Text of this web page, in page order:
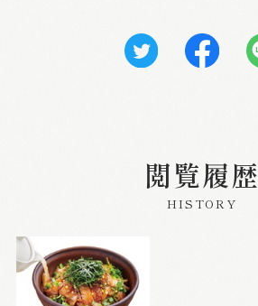
閲覧履歴
HISTORY